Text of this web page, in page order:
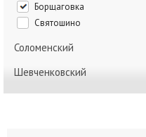
Борщаговка
Святошино
Соломенский
Шевченковский